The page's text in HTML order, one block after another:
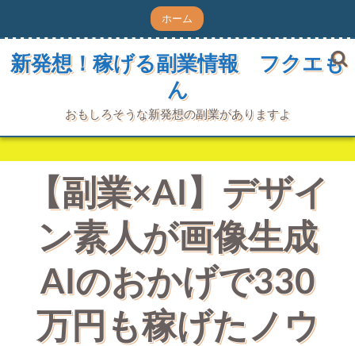
テ
プ
ホーム
新発想！稼げる副業情報 フクエも
ん
おもしろそうな新発想の副業がありますよ
【副業×AI】デザイ
ン素人が画像生成
AIのおかげで330
万円も稼げたノウ